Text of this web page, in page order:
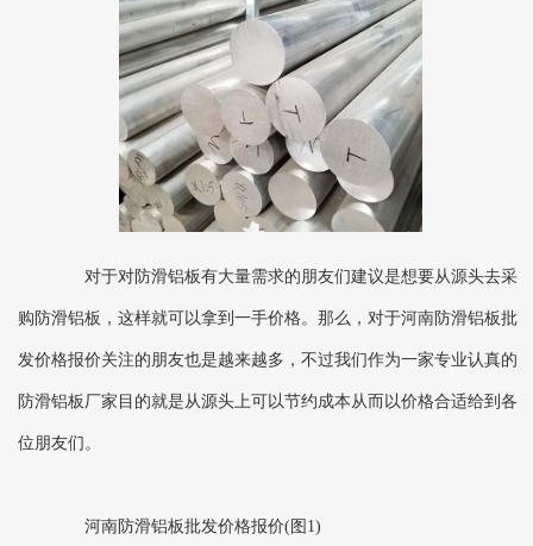
对于对防滑铝板有大量需求的朋友们建议是想要从源头去采
购防滑铝板，这样就可以拿到一手价格。那么，对于河南防滑铝板批
发价格报价关注的朋友也是越来越多，不过我们作为一家专业认真的
防滑铝板厂家目的就是从源头上可以节约成本从而以价格合适给到各
位朋友们。
河南防滑铝板批发价格报价(图1)